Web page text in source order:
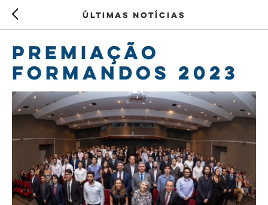
Últimas notícias
PREMIAÇÃO
FORMANDOS 2023